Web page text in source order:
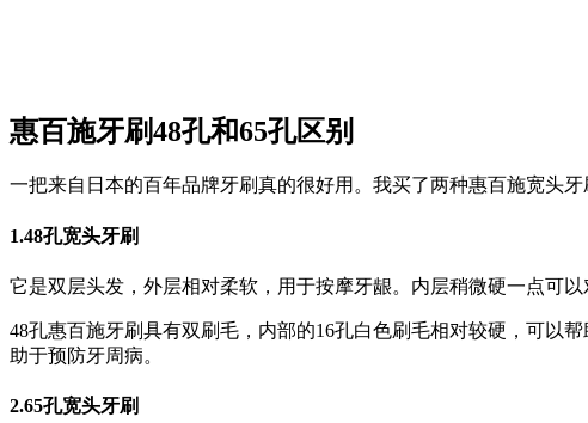
惠百施牙刷48孔和65孔区别
一把来自日本的百年品牌牙刷真的很好用。我买了两种惠百施宽头牙
1.48孔宽头牙刷
它是双层头发，外层相对柔软，用于按摩牙龈。内层稍微硬一点可以
48孔惠百施牙刷具有双刷毛，内部的16孔白色刷毛相对较硬，可以
助于预防牙周病。
2.65孔宽头牙刷